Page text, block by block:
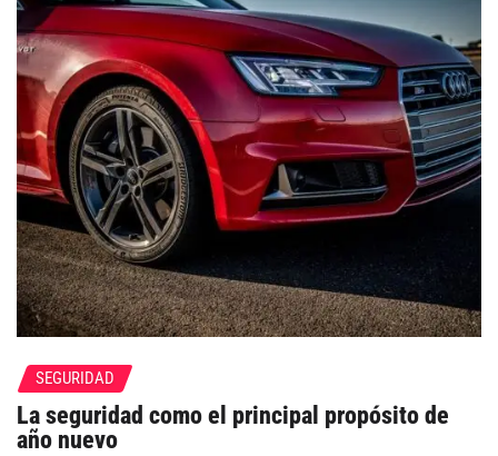
SEGURIDAD
La seguridad como el principal propósito de
año nuevo